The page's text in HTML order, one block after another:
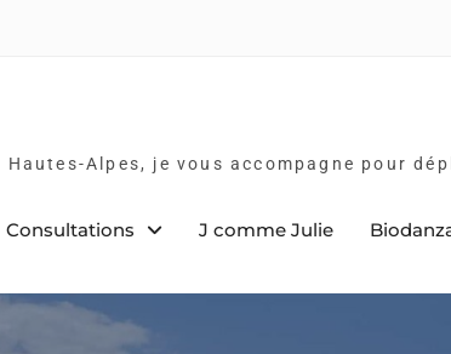
Alpes, je vous accompagne pour
Consultations J comme Julie